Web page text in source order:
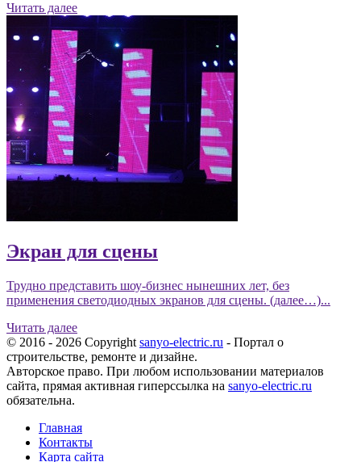
Читать далее
Экран для сцены
Трудно представить шоу-бизнес нынешних лет, без
применения светодиодных экранов для сцены. (далее…)...
Читать далее
© 2016 - 2026 Copyright sanyo-electric.ru - Портал о
строительстве, ремонте и дизайне.
Авторское право. При любом использовании материалов
сайта, прямая активная гиперссылка на sanyo-electric.ru
обязательна.
Главная
Контакты
Карта сайта